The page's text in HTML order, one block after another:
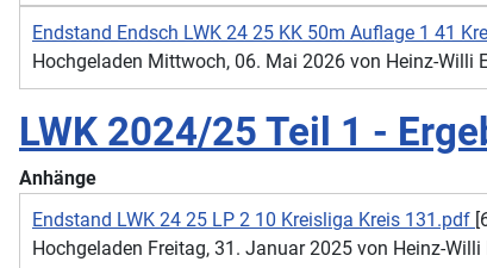
Endstand Endsch LWK 24 25 KK 50m Auflage 1 41
Hochgeladen Mittwoch, 06. Mai 2026 von Heinz-Willi
LWK 2024/25 Teil 1 -
Anhänge
Endstand LWK 24 25 LP 2 10 Kreisliga Kreis 131.pdf
Hochgeladen Freitag, 31. Januar 2025 von Heinz-Willi